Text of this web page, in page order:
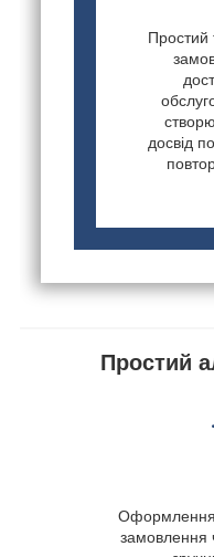
Простий
досвід
Простий
Оформлення
замовлення